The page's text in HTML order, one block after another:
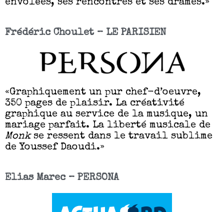
envolées, ses rencontres et ses drames.»
Frédéric Choulet – LE PARISIEN
«Graphiquement un pur chef-d’oeuvre,
350 pages de plaisir. La créativité
graphique au service de la musique, un
mariage parfait. La liberté musicale de
Monk se ressent dans le travail sublime
de Youssef Daoudi.»
Elias Marec – PERSONA